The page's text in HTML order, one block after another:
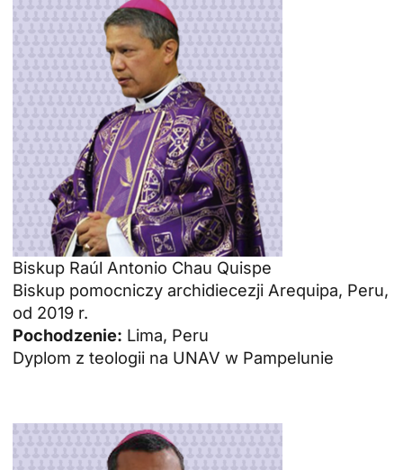
Biskup Raúl Antonio Chau Quispe
Biskup pomocniczy archidiecezji Arequipa, Peru,
od 2019 r.
Pochodzenie: Lima, Peru
Dyplom z teologii na UNAV w Pampelunie